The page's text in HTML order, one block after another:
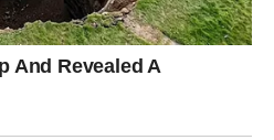
pravom putu.